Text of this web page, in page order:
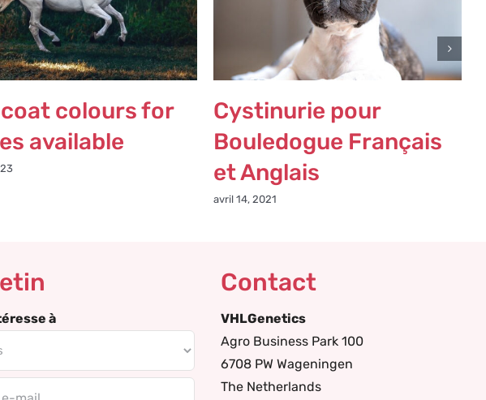
coat colours for
available
Cystinurie pour
Bouledogue Français
et Anglais
avril 14, 2021
à
Contact
VHLGenetics
Agro Business Park 100
6708 PW Wageningen
The Netherlands